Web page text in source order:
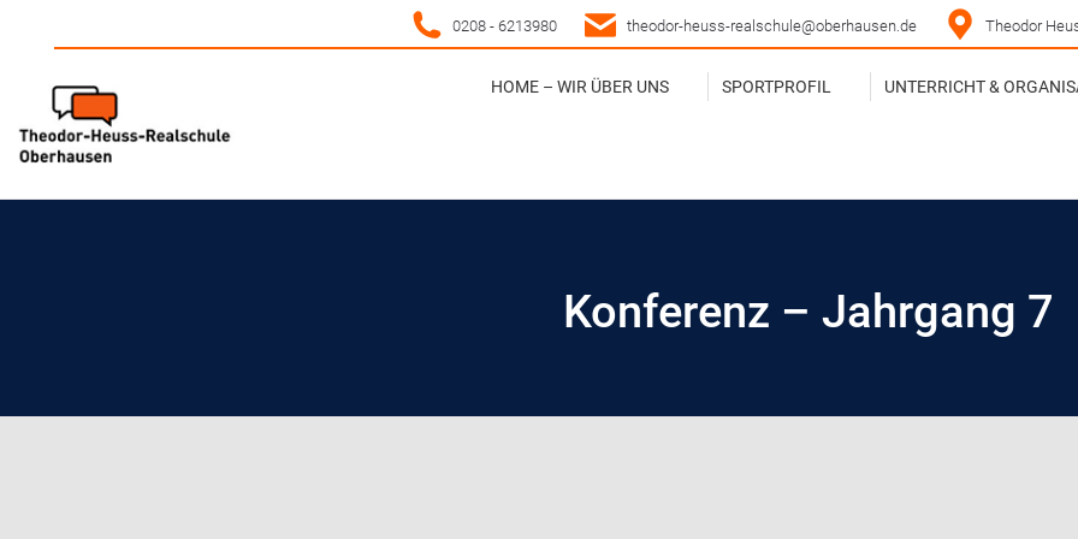
0208 - 6213980 theodor-heuss-realschule@oberhausen.de Theodor
HOME – WIR ÜBER UNS SPORTPROFIL UNTERRICHT &
Konferenz – Jahrgang 7
HOME – WIR ÜBER UNS SPORTPROFIL UNTERRICHT &